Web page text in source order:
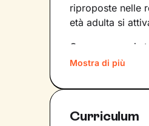
riproposte nelle
età adulta si
Conoscere noi
quinte:
aiutandoti a far
Mostra di più
Curriculum